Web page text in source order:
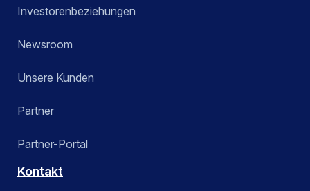
Investorenbeziehungen
Newsroom
Unsere Kunden
Partner
Partner-Portal
Kontakt